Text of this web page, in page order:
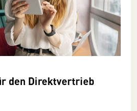
den Direktvertrieb